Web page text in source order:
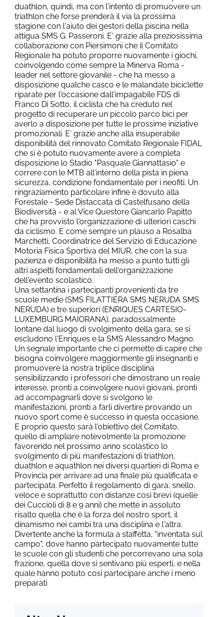
duathlon, quindi, ma con l'intento di promuovere un
triathlon che forse prenderà il via la prossima
stagione con l'aiuto dei gestori della piscina nella
attigua SMS G. Passeroni. E' grazie alla preziosissima
collaborazione con Piersimoni che il Comitato
Regionale ha potuto proporre nuovamente i giochi,
coinvolgendo come sempre la Minerva Roma -
leader nel settore giovanile - che ha messo a
disposizione qualche casco e le malandate biciclette
riparate per l'occasione dall'impagabile FDS di
Franco Di Sotto, il ciclista che ha creduto nel
progetto di recuperare un piccolo parco bici per
averlo a disposizione per tutte le prossime iniziative
promozionali. E' grazie anche alla insuperabile
disponibilità del rinnovato Comitato Regionale FIDAL
che si è potuto nuovamente avere a completa
disposizione lo Stadio "Pasquale Giannattasio" e
correre con le MTB all'interno della pista in piena
sicurezza, condizione fondamentale per i neofiti. Un
ringraziamento particolare infine è dovuto alla
Forestale - Sede Distaccata di Castelfusano della
Biodiversità - e al Vice Questore Giancarlo Papitto
che ha provvisto l'organizzazione di ulteriori caschi
da ciclismo. E come sempre un plauso a Rosalba
Marchetti, Coordinatrice del Servizio di Educazione
Motoria Fisica Sportiva del MIUR, che con la sua
pazienza e disponibilità ha messo a punto tutti gli
altri aspetti fondamentali dell'organizzazione
dell'evento scolastico.
Una settantina i partecipanti provenienti da tre
scuole medie (SMS FILATTIERA SMS NERUDA SMS
NERUDA) e tre superiori (ENRIQUES CARTESIO-
LUXEMBURG MAIORANA), paradossalmente
lontane dal luogo di svolgimento della gara, se si
escludono l'Enriques e la SMS Alessandro Magno.
Un segnale importante che ci permette di capire che
bisogna coinvolgere maggiormente gli insegnanti e
promuovere la nostra triplice disciplina
sensibilizzando i professori che dimostrano un reale
interesse, pronti a coinvolgere nuovi giovani, pronti
ad accompagnarli dove si svolgono le
manifestazioni, pronti a farli divertire provando un
nuovo sport come è successo in questa occasione.
E proprio questo sarà l'obiettivo del Comitato,
quello di ampliare notevolmente la promozione
favorendo nel prossimo anno scolastico lo
svolgimento di più manifestazioni di triathlon,
duathlon e aquathlon nei diversi quartieri di Roma e
Provincia per arrivare ad una finale più qualificata e
partecipata. Perfetto il regolamento di gara, snello,
veloce e soprattutto con distanze così brevi (quelle
dei Cuccioli di 8 e 9 anni) che mette in assoluto
risalto quella che è la forza del nostro sport, il
dinamismo nei cambi tra una disciplina e l'altra.
Divertente anche la formula a staffetta, "inventata sul
campo", dove hanno partecipato nuovamente tutte
le scuole con gli studenti che percorrevano una sola
frazione, quella dove si sentivano più esperti, e nella
quale hanno potuto così partecipare anche i meno
preparati